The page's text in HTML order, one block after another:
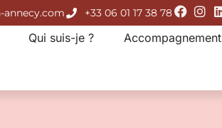
+33 06 01 17 38 78
Qui suis-je ? Accompagnement